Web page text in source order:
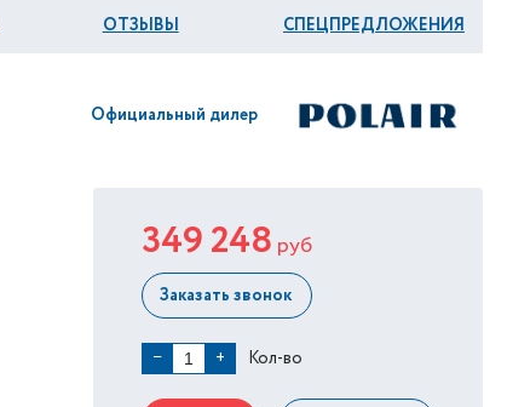
ОТЗЫВЫ СПЕЦПРЕДЛОЖЕНИЯ
Официальный дилер
349 248 руб
Заказать звонок
− + Кол-во